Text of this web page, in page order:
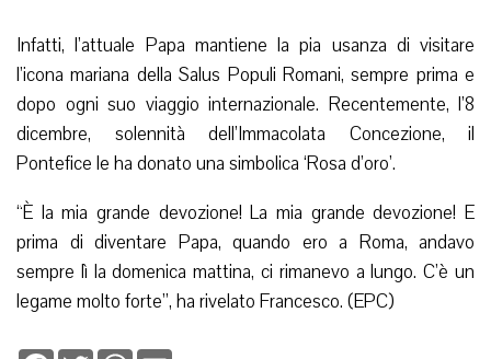
Infatti, l’attuale Papa mantiene la pia usanza di visitare
l’icona mariana della Salus Populi Romani, sempre prima e
dopo ogni suo viaggio internazionale. Recentemente, l’8
dicembre, solennità dell’Immacolata Concezione, il
Pontefice le ha donato una simbolica ‘Rosa d’oro’.
“È la mia grande devozione! La mia grande devozione! E
prima di diventare Papa, quando ero a Roma, andavo
sempre lì la domenica mattina, ci rimanevo a lungo. C’è un
legame molto forte”, ha rivelato Francesco. (EPC)